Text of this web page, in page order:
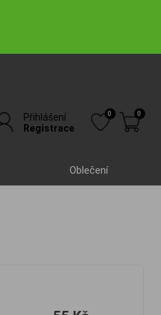
Přihlášení
Registrace
0 0
Oblečení